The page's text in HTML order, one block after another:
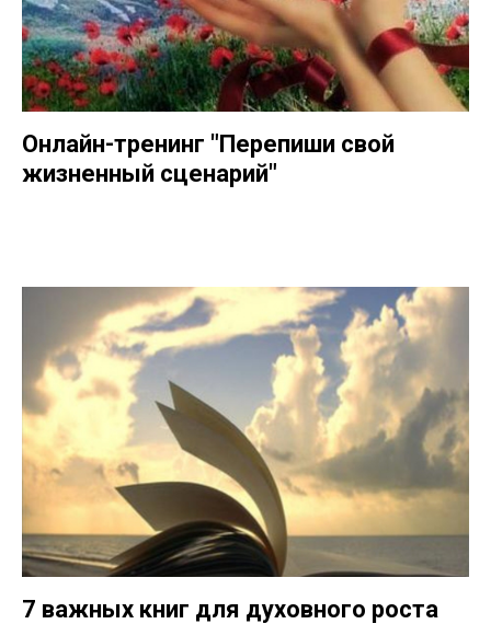
Онлайн-тренинг "Перепиши свой
жизненный сценарий"
7 важных книг для духовного роста